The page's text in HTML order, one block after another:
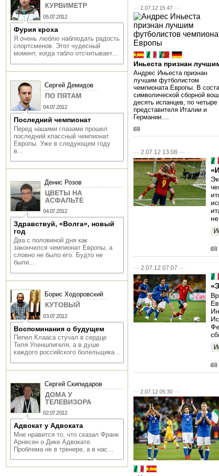
— 2.07.12 15:47 —
Иньеста признан
Андрес Иньеста признан
лучшим футболистом
чемпионата Европы. В
символической сборной
десять испанцев, по четыре
представителя Италии и
Германии....
— 2.07.12 13:08 —
— 2.07.12 07:07 —
— 2.07.12 05:30 —
КУРВИМЕТР
05.07.2012
Фурия кроха
Я очень люблю наблюдать радость
спортсменов. Этот чудесный
момент, когда табло отсчитывает...
Сергей Демидов
ПО ПЯТАМ
04.07.2012
Последний чемпионат
Перед нашими глазами прошел
последний классный чемпионат
Европы. Уже в следующем году
в...
Денис Розов
ЦВЕТЫ НА
АСФАЛЬТЕ
04.07.2012
Здравствуй, «Волга», новый
год
Два с половиной дня как
закончился чемпионат Европы, а
словно не было его. Будто не
были...
Борис Ходоровский
КУТОВЫЙ
03.07.2012
Воспоминания о будущем
Пепел Клааса стучал в сердце
Тиля Уленшпигеля, а в душе
каждого российского болельщика...
Сергей Скипидаров
ДОМА У
ТЕЛЕВИЗОРА
02.07.2012
Адвокат у Адвоката
Мне нравится то, что сказал Франк
Арнесен о Дике Адвокате.
Проблема не в тренере, а в нас...